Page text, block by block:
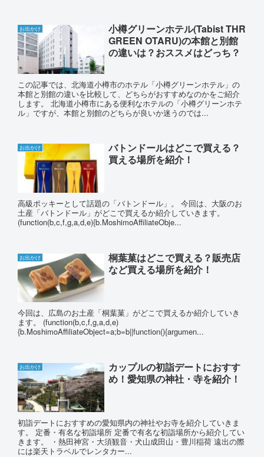
お出かけ
小樽グリーンホテル(Tabist THR
GREEN OTARU)の本館と別館
の違いは？おススメはどっち？
この記事では、北海道小樽市のホテル「小樽グリーンホテル」の
本館と別館の違いを比較して、どちらがおすすめなのかをご紹介
します。 北海道小樽市にある便利なホテルの「小樽グリーンホテ
ル」ですが、本館と別館のどちらが良いか迷うのでは...
お出かけ
バトンドールはどこで買える？
買える場所を紹介！
高級ポッキーとして話題の「バトンドール」。 今回は、大阪のお
土産「バトンドール」がどこで買えるか紹介していきます。
(function(b,c,f,g,a,d,e){b.MoshimoAffiliateObje...
お出かけ
桐葉菓はどこで買える？販売店
など買える場所を紹介！
今回は、広島のお土産「桐葉菓」がどこで買えるか紹介していき
ます。 (function(b,c,f,g,a,d,e)
{b.MoshimoAffiliateObject=a;b=b||function(){argumen...
お出かけ
カップルの初詣デートにおすす
め！愛知県の神社・寺を紹介！
初詣デートにおすすめの愛知県内の神社やお寺を紹介していきま
す。 定番・有名な初詣場所 定番で有名な初詣場所から紹介してい
きます。 ・熱田神宮・大須観音・犬山成田山・豊川稲荷 遠出の際
には楽天トラベルでレンタカー...